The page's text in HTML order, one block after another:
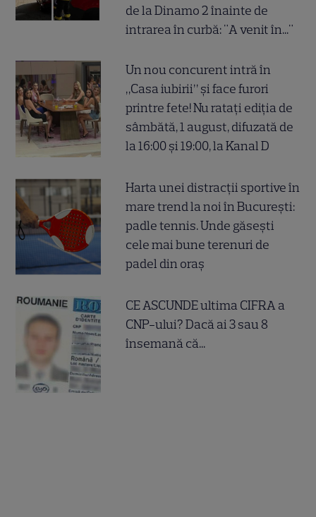
de la Dinamo 2 înainte de
intrarea în curbă: "A venit în..."
Un nou concurent intră în
„Casa iubirii” și face furori
printre fete! Nu ratați ediția de
sâmbătă, 1 august, difuzată de
la 16:00 și 19:00, la Kanal D
Harta unei distracții sportive în
mare trend la noi în București:
padle tennis. Unde găsești
cele mai bune terenuri de
padel din oraș
CE ASCUNDE ultima CIFRA a
CNP-ului? Dacă ai 3 sau 8
însemană că...